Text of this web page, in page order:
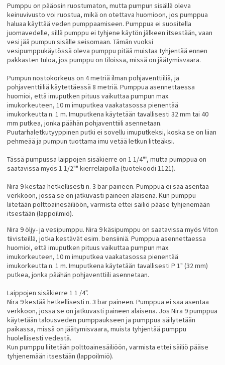
Pumppu on pääosin ruostumaton, mutta pumpun sisällä oleva
keinuvivusto voi ruostua, mikä on otettava huomioon, jos pumppua
haluaa käyttää veden pumppaamiseen. Pumppua ei suositella
juomavedelle, sillä pumppu ei tyhjene käytön jälkeen itsestään, vaan
vesi jää pumpun sisälle seisomaan. Tämän vuoksi
vesipumppukäytössä oleva pumppu pitää muistaa tyhjentää ennen
pakkasten tuloa, jos pumppu on tiloissa, missä on jäätymisvaara.
Pumpun nostokorkeus on 4 metriä ilman pohjaventtiiliä, ja
pohjaventtiiliä käytettäessä 8 metriä. Pumppua asennettaessa
huomioi, että imuputken pituus vaikuttaa pumpun max.
imukorkeuteen, 10 m imuputkea vaakatasossa pienentää
imukorkeutta n. 1 m. Imuputkena käytetään tavallisesti 32 mm tai 40
mm putkea, jonka päähän pohjaventtiili asennetaan.
Puutarhaletkutyyppinen putki ei sovellu imuputkeksi, koska se on liian
pehmeää ja pumpun tuottama imu vetää letkun litteäksi.
Tässä pumpussa laippojen sisäkierre on 1 1/4"", mutta pumppua on
saatavissa myös 1 1/2"" kierrelaipolla (tuotekoodi 1121).
Nira 9 kestää hetkellisesti n. 3 bar paineen. Pumppua ei saa asentaa
verkkoon, jossa se on jatkuvasti paineen alaisena. Kun pumppu
liitetään polttoainesäiliöön, varmista ettei säiliö pääse tyhjenemään
itsestään (lappoilmiö).
Nira 9 öljy- ja vesipumppu. Nira 9 käsipumppu on saatavissa myös Viton
tiivisteillä, jotka kestävät esim. bensiiniä. Pumppua asennettaessa
huomioi, että imuputken pituus vaikuttaa pumpun max.
imukorkeuteen, 10 m imuputkea vaakatasossa pienentää
imukorkeutta n. 1 m. Imuputkena käytetään tavallisesti P 1" (32 mm)
putkea, jonka päähän pohjaventtiili asennetaan.
Laippojen sisäkierre 1 1 /4".
Nira 9 kestää hetkellisesti n. 3 bar paineen. Pumppua ei saa asentaa
verkkoon, jossa se on jatkuvasti paineen alaisena. Jos Nira 9 pumppua
käytetään talousveden pumppaukseen ja pumppua säilytetään
paikassa, missä on jäätymisvaara, muista tyhjentää pumppu
huolellisesti vedestä.
Kun pumppu liitetään polttoainesäiliöön, varmista ettei säiliö pääse
tyhjenemään itsestään (lappoilmiö).